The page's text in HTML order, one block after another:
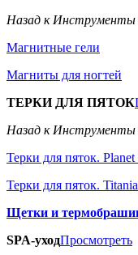
Назад к Инструменты
Магнитные гели
Магниты для ногтей
ТЕРКИ ДЛЯ ПЯТОК
Назад к Инструменты
Терки для пяток.
Терки для пяток. Titania
Щетки и
SPA-уходПросмотреть